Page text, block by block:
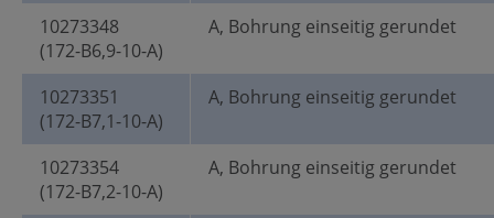
10273348
(172-B6,9-10-A)
A, Bohrung einseitig gerundet
10273351
(172-B7,1-10-A)
A, Bohrung einseitig gerundet
10273354
(172-B7,2-10-A)
A, Bohrung einseitig gerundet